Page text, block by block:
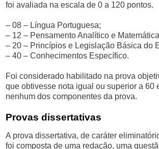
foi avaliada na escala de 0 a 120 pontos.
– 08 – Língua Portuguesa;
– 12 – Pensamento Analítico e
– 20 – Princípios e Legislação Básica do
– 40 – Conhecimentos Específico.
Foi considerado habilitado na prova
que obtivesse nota igual ou superior a 60
nenhum dos componentes da prova.
Provas dissertativas
A prova dissertativa, de caráter
foi composta de uma redação, uma